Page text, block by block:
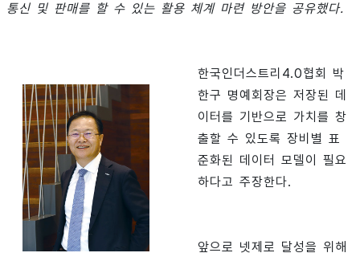
통신 및 판매를 할 수 있는 활용 체계 마련 방안을 공유했다.
한국인더스트리4.0협회 박
한구 명예회장은 저장된 데
이터를 기반으로 가치를 창
출할 수 있도록 장비별 표
준화된 데이터 모델이 필요
하다고 주장한다.
앞으로 넷제로 달성을 위해